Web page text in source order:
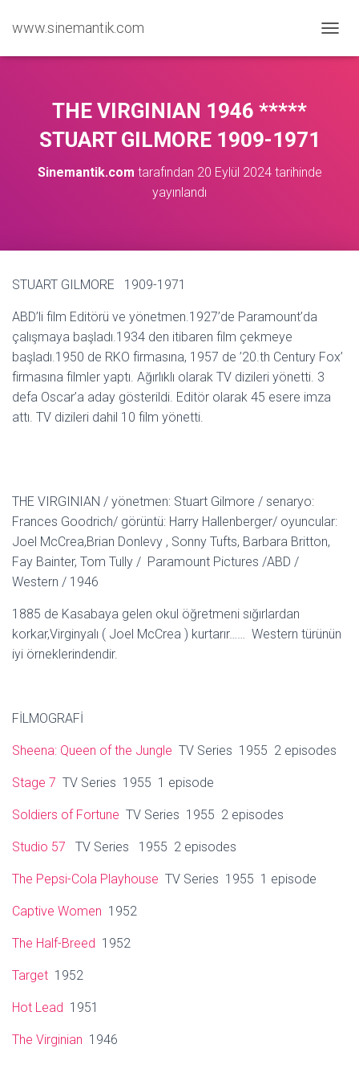
www.sinemantik.com
E
THE VIRGINIAN 1946 *****
STUART GILMORE 1909-1971
Sinemantik.com tarafından 20 Eylül 2024tarihinde
yayınlandı
STUART GILMORE 1909-1971
ABD’li film Editörü ve yönetmen.1927’de Paramount’da
çalışmaya başladı.1934 den itibaren film çekmeye
başladı.1950 de RKO firmasına, 1957 de ’20.th Century Fox’
firmasına filmler yaptı. Ağırlıklı olarak TV dizileri yönetti. 3
defa Oscar’a aday gösterildi. Editör olarak 45 esere imza
attı. TV dizileri dahil 10 film yönetti.
THE VIRGINIAN / yönetmen: Stuart Gilmore / senaryo:
Frances Goodrich/ görüntü: Harry Hallenberger/ oyuncular:
Joel McCrea,Brian Donlevy , Sonny Tufts, Barbara Britton,
Fay Bainter, Tom Tully / Paramount Pictures /ABD /
Western / 1946
1885 de Kasabaya gelen okul öğretmeni sığırlardan
korkar,Virginyalı ( Joel McCrea ) kurtarır…… Western türünün
iyi örneklerindendir.
FİLMOGRAFİ
Sheena: Queen of the Jungle TV Series 1955 2 episodes
Stage 7 TV Series 1955 1 episode
Soldiers of Fortune TV Series 1955 2 episodes
Studio 57 TV Series 1955 2 episodes
The Pepsi-Cola Playhouse TV Series 1955 1 episode
Captive Women 1952
The Half-Breed 1952
Target 1952
Hot Lead 1951
The Virginian 1946